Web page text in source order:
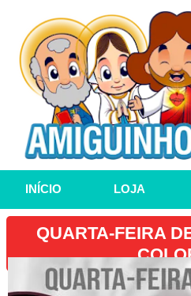
INÍCIO LOJA
QUARTA-FEIRA